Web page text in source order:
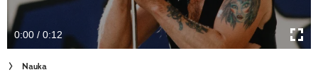
Newsletter
Cuda Polski
Wielki Konkurs Fotograficzny
0:00 / 0:12
Nauka